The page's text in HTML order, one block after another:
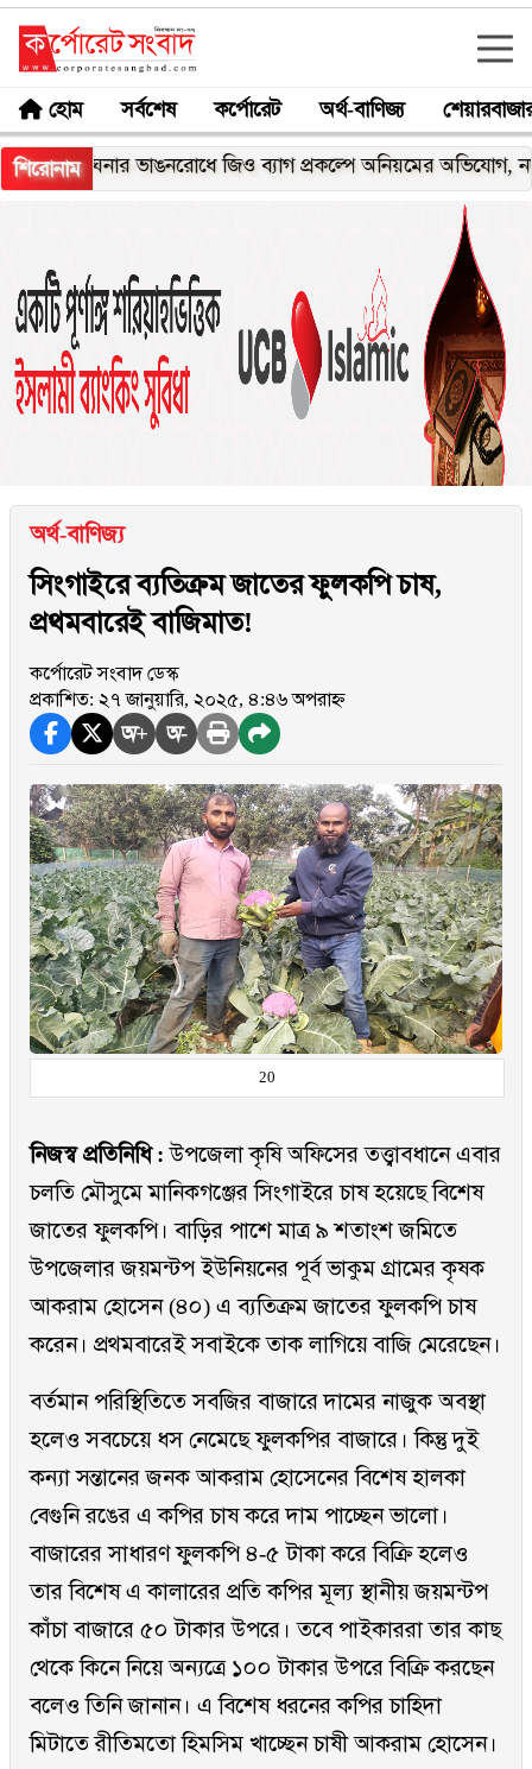
হোম সর্বশেষ কর্পোরেট অর্থ-বাণিজ্য
শিরোনামভাঙনরোধে জিও ব্যাগ প্রকল্পে অনিয়মের অভিযোগ, নদীরকূলে
অর্থ-বাণিজ্য
সিংগাইরে ব্যতিক্রম জাতের ফুলকপি চাষ,
প্রথমবারেই বাজিমাত!
কর্পোরেট সংবাদ ডেস্ক
প্রকাশিত: ২৭ জানুয়ারি, ২০২৫, ৪:৪৬ অপরাহ্ন
অ+ অ-
20
নিজস্ব প্রতিনিধি : উপজেলা কৃষি অফিসের তত্ত্বাবধানে এবার
চলতি মৌসুমে মানিকগঞ্জের সিংগাইরে চাষ হয়েছে বিশেষ
জাতের ফুলকপি। বাড়ির পাশে মাত্র ৯ শতাংশ জমিতে
উপজেলার জয়মন্টপ ইউনিয়নের পূর্ব ভাকুম গ্রামের কৃষক
আকরাম হোসেন (৪০) এ ব্যতিক্রম জাতের ফুলকপি চাষ
করেন। প্রথমবারেই সবাইকে তাক লাগিয়ে বাজি মেরেছেন।
বর্তমান পরিস্থিতিতে সবজির বাজারে দামের নাজুক অবস্থা
হলেও সবচেয়ে ধস নেমেছে ফুলকপির বাজারে। কিন্তু দুই
কন্যা সন্তানের জনক আকরাম হোসেনের বিশেষ হালকা
বেগুনি রঙের এ কপির চাষ করে দাম পাচ্ছেন ভালো।
বাজারের সাধারণ ফুলকপি ৪-৫ টাকা করে বিক্রি হলেও
তার বিশেষ এ কালারের প্রতি কপির মূল্য স্থানীয় জয়মন্টপ
কাঁচা বাজারে ৫০ টাকার উপরে। তবে পাইকাররা তার কাছ
থেকে কিনে নিয়ে অন্যত্রে ১০০ টাকার উপরে বিক্রি করছেন
বলেও তিনি জানান। এ বিশেষ ধরনের কপির চাহিদা
মিটাতে রীতিমতো হিমসিম খাচ্ছেন চাষী আকরাম হোসেন।